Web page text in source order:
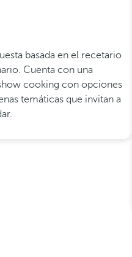
basada en el recetario
Cuenta con una
cooking con opciones
temáticas que invitan a